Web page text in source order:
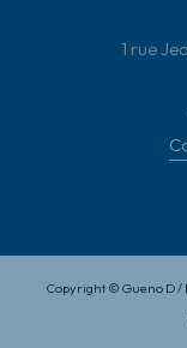
1 rue
Copyright © Gueno D /